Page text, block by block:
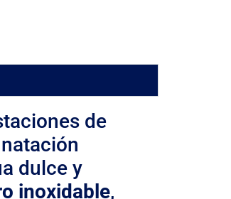
de
dulce y
inoxidable,